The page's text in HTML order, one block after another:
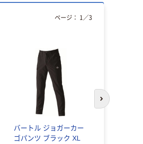
バートル ジョガーカー
ゴパンツ ブラック XL
ページ： 1 ／3
次のスライド